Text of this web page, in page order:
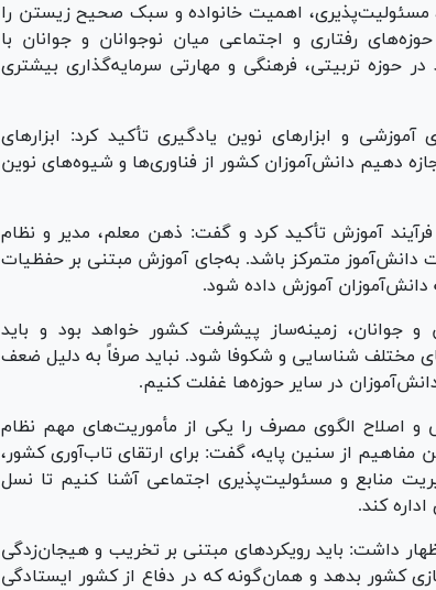
مسئولیت‌پذیری، اهمیت خانواده و سبک صحیح زیستن را
رفتاری و اجتماعی میان نوجوانان و جوانان با
تربیتی، فرهنگی و مهارتی سرمایه‌گذاری بیشتری
و ابزار‌های نوین یادگیری تأکید کرد: ابزار‌های
دهیم دانش‌آموزان کشور از فناوری‌ها و شیوه‌های نوین
آموزش تأکید کرد و گفت: ذهن معلم، مدیر و نظام
دانش‌آموز متمرکز باشد. به‌جای آموزش مبتنی بر حفظیات
دانش‌آموزان آموزش داده شود.
و جوانان، زمینه‌ساز پیشرفت کشور خواهد بود و باید
مختلف شناسایی و شکوفا شود. نباید صرفاً به دلیل ضعف
در سایر حوزه‌ها غفلت کنیم.
اصلاح الگوی مصرف را یکی از مأموریت‌های مهم نظام
مفاهیم از سنین پایه، گفت: برای ارتقای تاب‌آوری کشور،
منابع و مسئولیت‌پذیری اجتماعی آشنا کنیم تا نسل
کند.
داشت: باید رویکرد‌های مبتنی بر تخریب و هیجان‌زدگی
کشور بدهد و همان‌گونه که در دفاع از کشور ایستادگی